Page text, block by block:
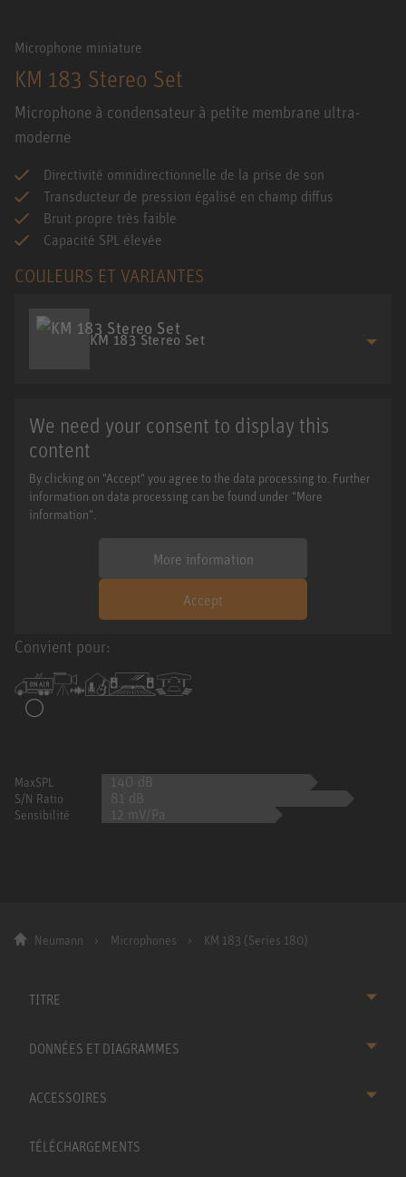
Microphone miniature
KM 183 Stereo Set
Microphone à condensateur à petite membrane ultra-
moderne
Directivité omnidirectionnelle de la prise de son
Transducteur de pression égalisé en champ diffus
Bruit propre très faible
Capacité SPL élevée
COULEURS ET VARIANTES
KM 183 Stereo Set
We need your consent to display this
content
By clicking on "Accept" you agree to the data processing to. Further
information on data processing can be found under "More
information".
More information
Accept
Convient pour:
MaxSPL 140 dB
S/N Ratio 81 dB
Sensibilité 12 mV/Pa
Neumann Microphones KM 183 (Series 180)
TITRE
DONNÉES ET DIAGRAMMES
ACCESSOIRES
TÉLÉCHARGEMENTS